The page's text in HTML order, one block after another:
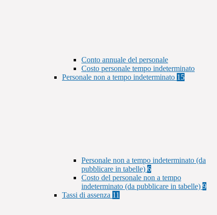
Conto annuale del personale
Costo personale tempo indeterminato
Personale non a tempo indeterminato 15
Personale non a tempo indeterminato (da
pubblicare in tabelle) 6
Costo del personale non a tempo
indeterminato (da pubblicare in tabelle) 9
Tassi di assenza 11